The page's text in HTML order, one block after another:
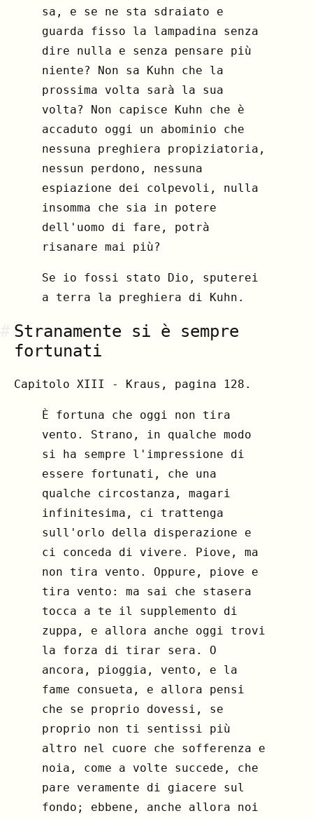
sa, e se ne sta sdraiato e
guarda fisso la lampadina senza
dire nulla e senza pensare più
niente? Non sa Kuhn che la
prossima volta sarà la sua
volta? Non capisce Kuhn che è
accaduto oggi un abominio che
nessuna preghiera propiziatoria,
nessun perdono, nessuna
espiazione dei colpevoli, nulla
insomma che sia in potere
dell'uomo di fare, potrà
risanare mai più?
Se io fossi stato Dio, sputerei
a terra la preghiera di Kuhn.
Stranamente si è sempre
fortunati
Capitolo XIII - Kraus, pagina 128.
È fortuna che oggi non tira
vento. Strano, in qualche modo
si ha sempre l'impressione di
essere fortunati, che una
qualche circostanza, magari
infinitesima, ci trattenga
sull'orlo della disperazione e
ci conceda di vivere. Piove, ma
non tira vento. Oppure, piove e
tira vento: ma sai che stasera
tocca a te il supplemento di
zuppa, e allora anche oggi trovi
la forza di tirar sera. O
ancora, pioggia, vento, e la
fame consueta, e allora pensi
che se proprio dovessi, se
proprio non ti sentissi più
altro nel cuore che sofferenza e
noia, come a volte succede, che
pare veramente di giacere sul
fondo; ebbene, anche allora noi